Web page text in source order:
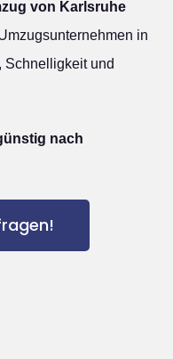
von Karlsruhe
in
Schnelligkeit und
nach